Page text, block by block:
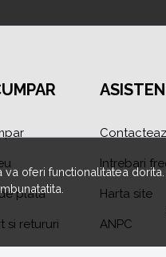
oferi functionalitatea
plata
si retururi
Intrebari
Harta site
ANPC